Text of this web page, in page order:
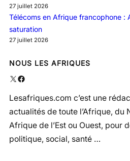
27 juillet 2026
Télécoms en Afrique francophone :
saturation
27 juillet 2026
NOUS LES AFRIQUES
X Facebook
Lesafriques.com c’est une
actualités de toute l’Afrique, du
Afrique de l’Est ou Ouest, pour
politique, social, santé …